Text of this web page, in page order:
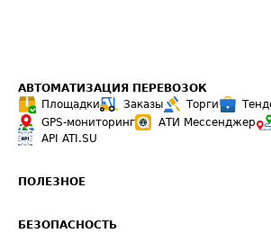
АВТОМАТИЗАЦИЯ ПЕРЕВОЗОК
Площадки
Заказы Торги
GPS-мониторинг
АТИ Мессенджер
API ATI.SU
ПОЛЕЗНОЕ
БЕЗОПАСНОСТЬ